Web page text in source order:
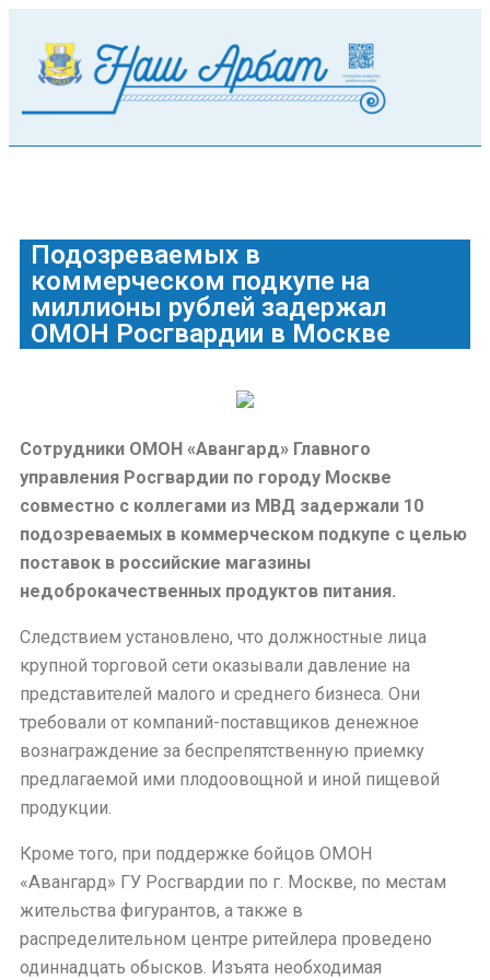
Подозреваемых в
коммерческом подкупе на
миллионы рублей задержал
ОМОН Росгвардии в Москве
Сотрудники ОМОН «Авангард» Главного
управления Росгвардии по городу Москве
совместно с коллегами из МВД задержали 10
подозреваемых в коммерческом подкупе с целью
поставок в российские магазины
недоброкачественных продуктов питания.
Следствием установлено, что должностные лица
крупной торговой сети оказывали давление на
представителей малого и среднего бизнеса. Они
требовали от компаний-поставщиков денежное
вознаграждение за беспрепятственную приемку
предлагаемой ими плодоовощной и иной пищевой
продукции.
Кроме того, при поддержке бойцов ОМОН
«Авангард» ГУ Росгвардии по г. Москве, по местам
жительства фигурантов, а также в
распределительном центре ритейлера проведено
одиннадцать обысков. Изъята необходимая